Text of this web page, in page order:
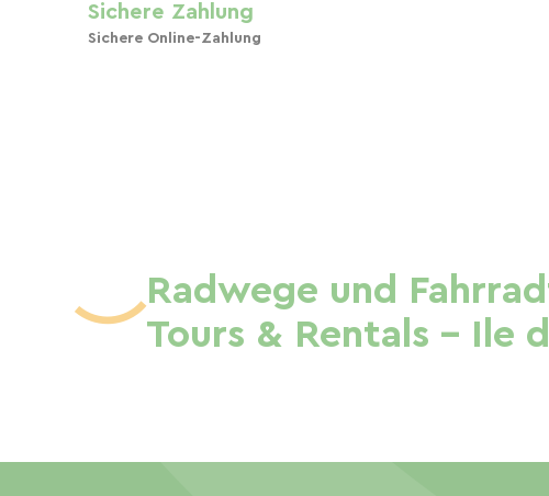
Sichere Zahlung
Sichere Online-Zahlung
Radwege und
Tours & Rentals - Ile